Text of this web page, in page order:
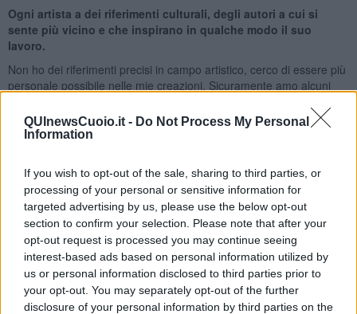
QUInewsCuoio.it - Do Not Process My Personal
Information
If you wish to opt-out of the sale, sharing to third parties, or
processing of your personal or sensitive information for
targeted advertising by us, please use the below opt-out
section to confirm your selection. Please note that after your
opt-out request is processed you may continue seeing
interest-based ads based on personal information utilized by
us or personal information disclosed to third parties prior to
your opt-out. You may separately opt-out of the further
disclosure of your personal information by third parties on the
Ogni artista a dei riferimenti culturali, degli autori a cui si
sente più vicino e che inspirano in qualche modo il suo
lavoro.
Non ho dei riferimenti precisi in campo artistico, cerco di essere più
personale possibile nelle mie creazioni. Sicuramente amo alcuni
opera non guardo nessuno, cerco di trovare una mia strada.
Adesso sto recitando, come protagonista, in un film e questa
Cosa influenza la tua arte ?
Niente influenza la mia espressività artistica a parte i miei umori. La
mia è un’arte vissuta a tutto tondo, sento di appartenere alla
poetica di riferimento, ma non solo. La costante della mia ricerca,
spazia dal figurativo all’astrazione con molti simboli costantemente
presenti.
Riccardo Ferrucci